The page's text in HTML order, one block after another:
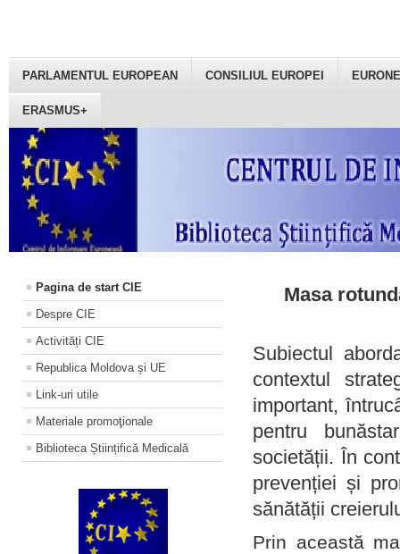
PARLAMENTUL EUROPEAN CONSILIUL EUROPEI
ERASMUS+
Pagina de start CIE
Despre CIE
Activități CIE
Republica Moldova și UE
Link-uri utile
Materiale promoţionale
Biblioteca Științifică Medicală
Masa
Subiectul
contextul
important,
pentru
societății. În
prevenției și
sănătății
Prin această